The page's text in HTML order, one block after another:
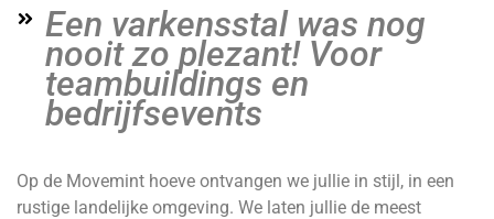
Een varkensstal was nog
nooit zo plezant! Voor
teambuildings en
bedrijfsevents
Op de Movemint hoeve ontvangen we jullie in stijl, in een
rustige landelijke omgeving. We laten jullie de meest